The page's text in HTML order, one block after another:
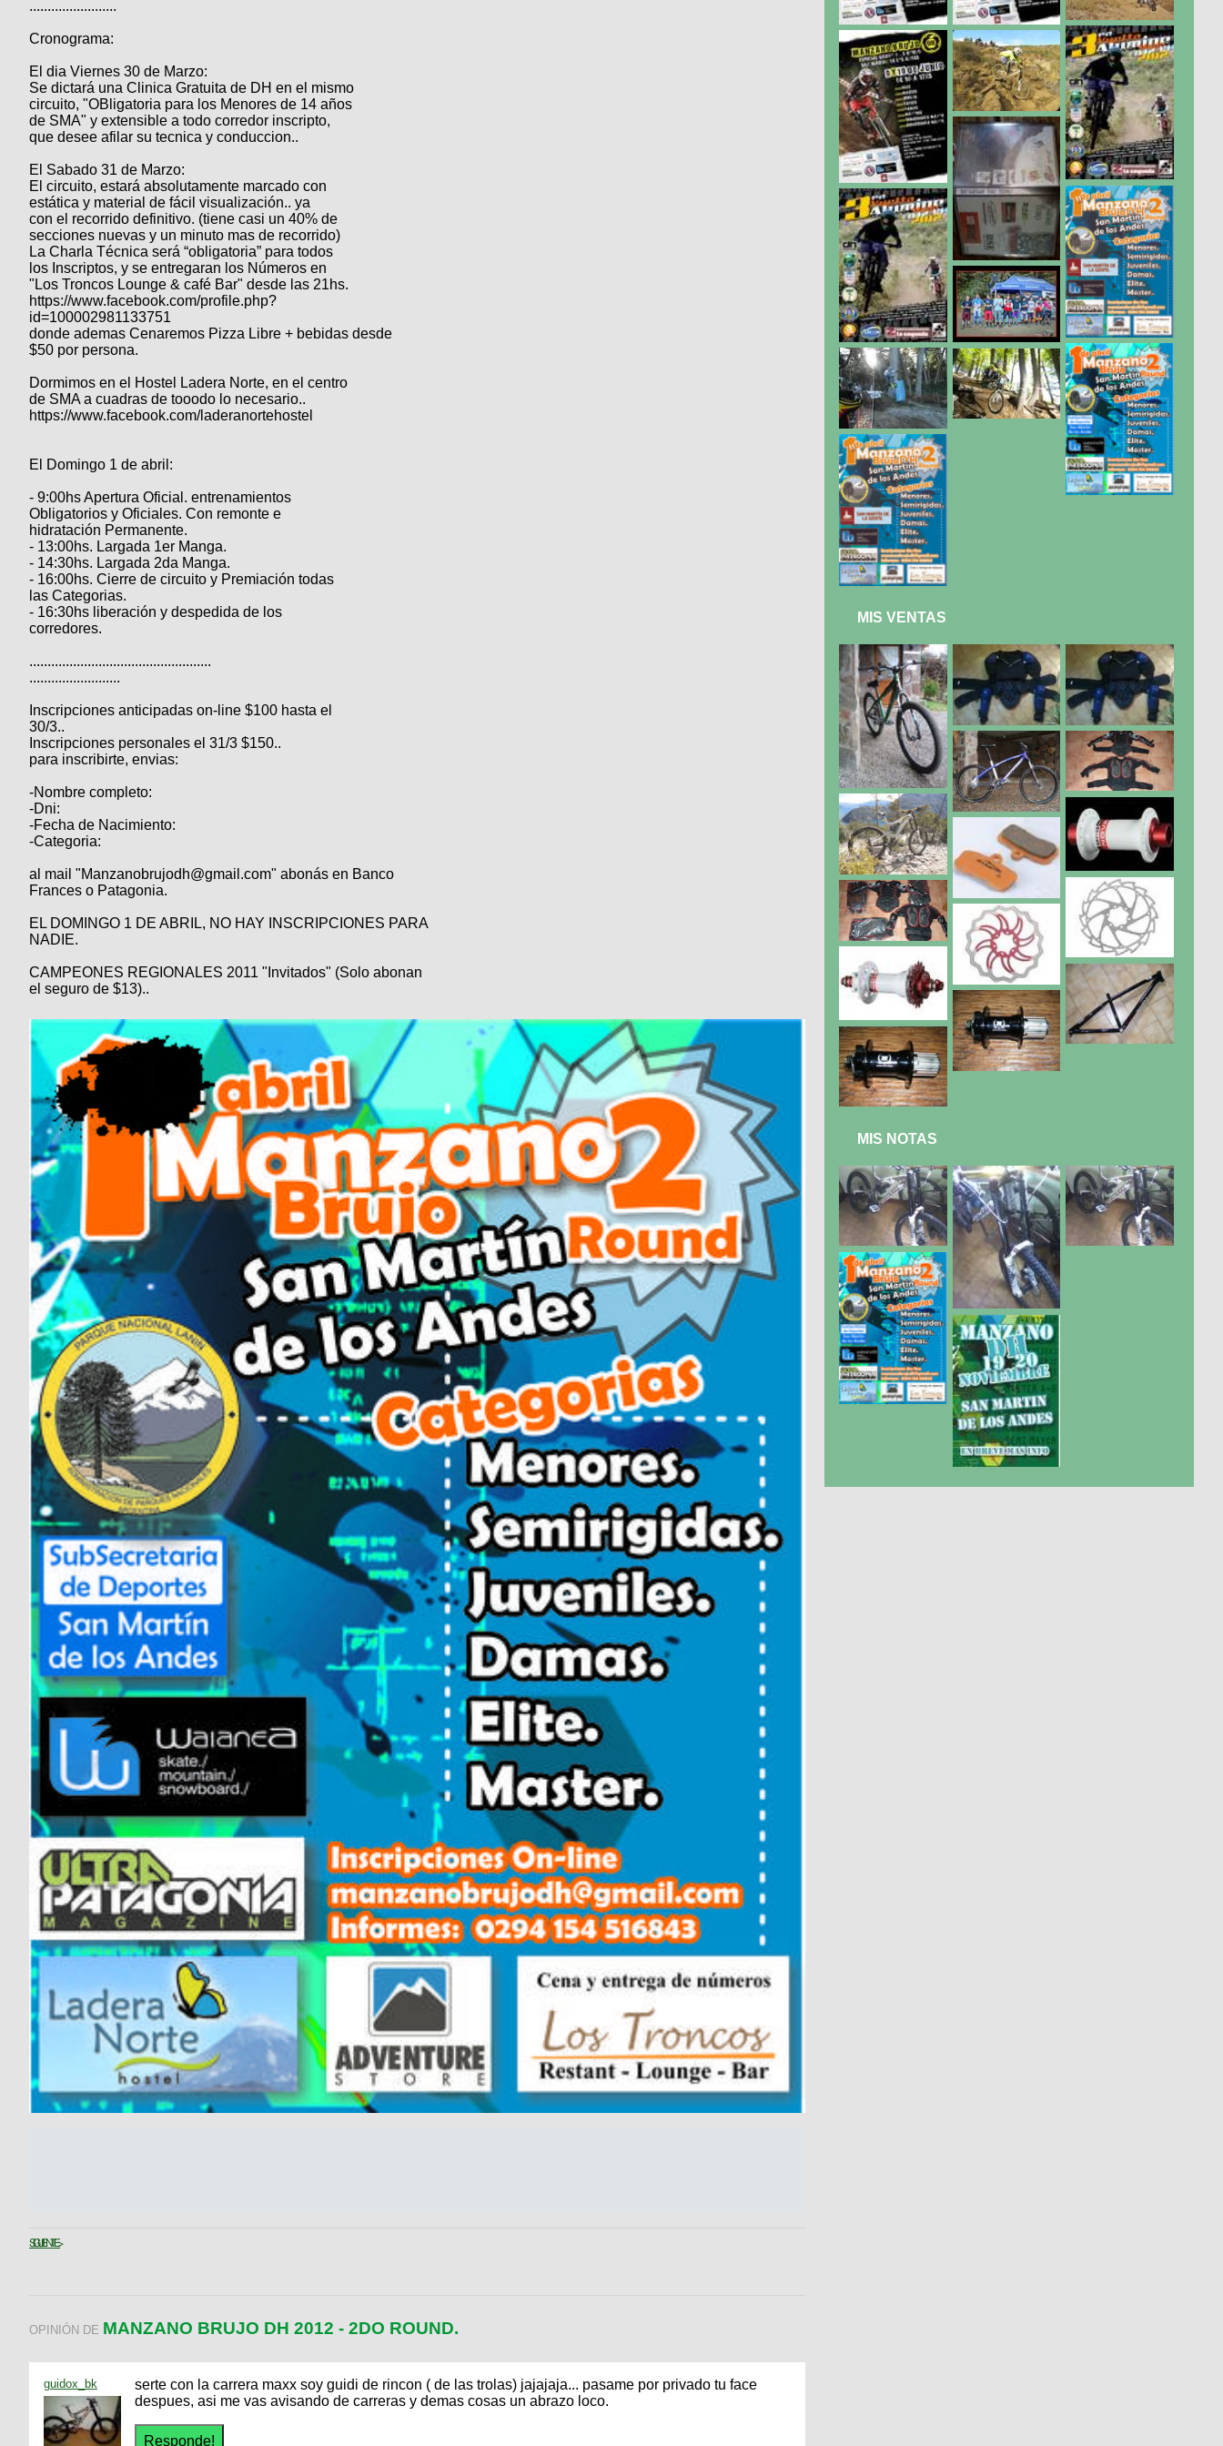
........................
Cronograma:
El dia Viernes 30 de Marzo:
Se dictará una Clinica Gratuita de DH en el mismo
circuito, "OBligatoria para los Menores de 14 años
de SMA" y extensible a todo corredor inscripto,
que desee afilar su tecnica y conduccion..
El Sabado 31 de Marzo:
El circuito, estará absolutamente marcado con
estática y material de fácil visualización.. ya
con el recorrido definitivo. (tiene casi un 40% de
secciones nuevas y un minuto mas de recorrido)
La Charla Técnica será “obligatoria” para todos
los Inscriptos, y se entregaran los Números en
"Los Troncos Lounge & café Bar" desde las 21hs.
https://www.facebook.com/profile.php?
id=100002981133751
donde ademas Cenaremos Pizza Libre + bebidas desde
$50 por persona.
Dormimos en el Hostel Ladera Norte, en el centro
de SMA a cuadras de tooodo lo necesario..
https://www.facebook.com/laderanortehostel
El Domingo 1 de abril:
- 9:00hs Apertura Oficial. entrenamientos
Obligatorios y Oficiales. Con remonte e
hidratación Permanente.
- 13:00hs. Largada 1er Manga.
- 14:30hs. Largada 2da Manga.
- 16:00hs. Cierre de circuito y Premiación todas
las Categorias.
- 16:30hs liberación y despedida de los
corredores.
..................................................
.........................
Inscripciones anticipadas on-line $100 hasta el
30/3..
Inscripciones personales el 31/3 $150..
para inscribirte, envias:
-Nombre completo:
-Dni:
-Fecha de Nacimiento:
-Categoria:
al mail "Manzanobrujodh@gmail.com" abonás en Banco
Frances o Patagonia.
EL DOMINGO 1 DE ABRIL, NO HAY INSCRIPCIONES PARA
NADIE.
CAMPEONES REGIONALES 2011 "Invitados" (Solo abonan
el seguro de $13)..
SIGUIENTE >
OPINIÓN DE MANZANO BRUJO DH 2012 - 2DO ROUND.
guidox_bk
serte con la carrera maxx soy guidi de rincon ( de las trolas) jajajaja... pasame por privado tu face
despues, asi me vas avisando de carreras y demas cosas un abrazo loco.
MIS VENTAS
MIS NOTAS